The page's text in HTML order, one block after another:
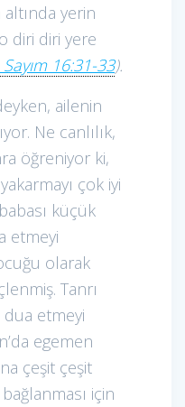
altında yerin
diri diri yere
16:31-33).
ailenin
Ne canlılık,
öğreniyor ki,
çok iyi
küçük
etmeyi
olarak
Tanrı
etmeyi
egemen
çeşit çeşit
için